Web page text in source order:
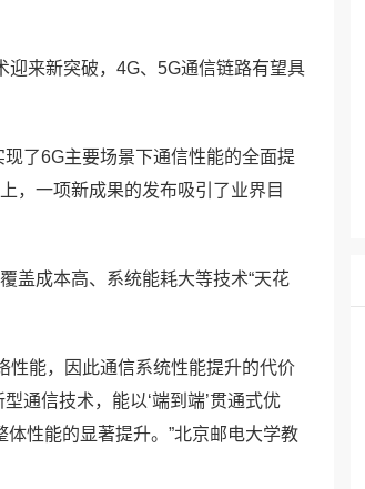
来新突破，4G、5G通信链路有望具
了6G主要场景下通信性能的全面提
，一项新成果的发布吸引了业界目
盖成本高、系统能耗大等技术“天花
性能，因此通信系统性能提升的代价
通信技术，能以‘端到端’贯通式优
体性能的显著提升。”北京邮电大学教